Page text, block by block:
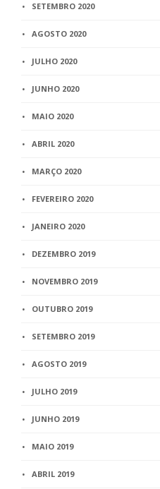
SETEMBRO 2020
AGOSTO 2020
JULHO 2020
JUNHO 2020
MAIO 2020
ABRIL 2020
MARÇO 2020
FEVEREIRO 2020
JANEIRO 2020
DEZEMBRO 2019
NOVEMBRO 2019
OUTUBRO 2019
SETEMBRO 2019
AGOSTO 2019
JULHO 2019
JUNHO 2019
MAIO 2019
ABRIL 2019